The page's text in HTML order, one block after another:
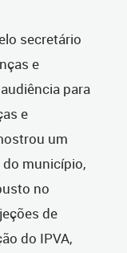
secretário
e
para
e
um
município,
no
de
do IPVA,